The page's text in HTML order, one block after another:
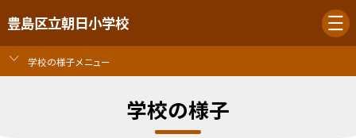
豊島区立朝日小学校
学校の様子メニュー
学校の様子